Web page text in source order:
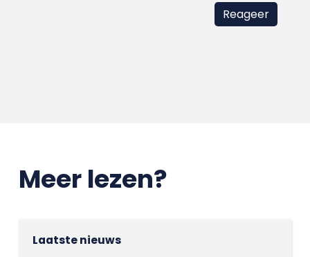
Meer lezen?
Laatste nieuws